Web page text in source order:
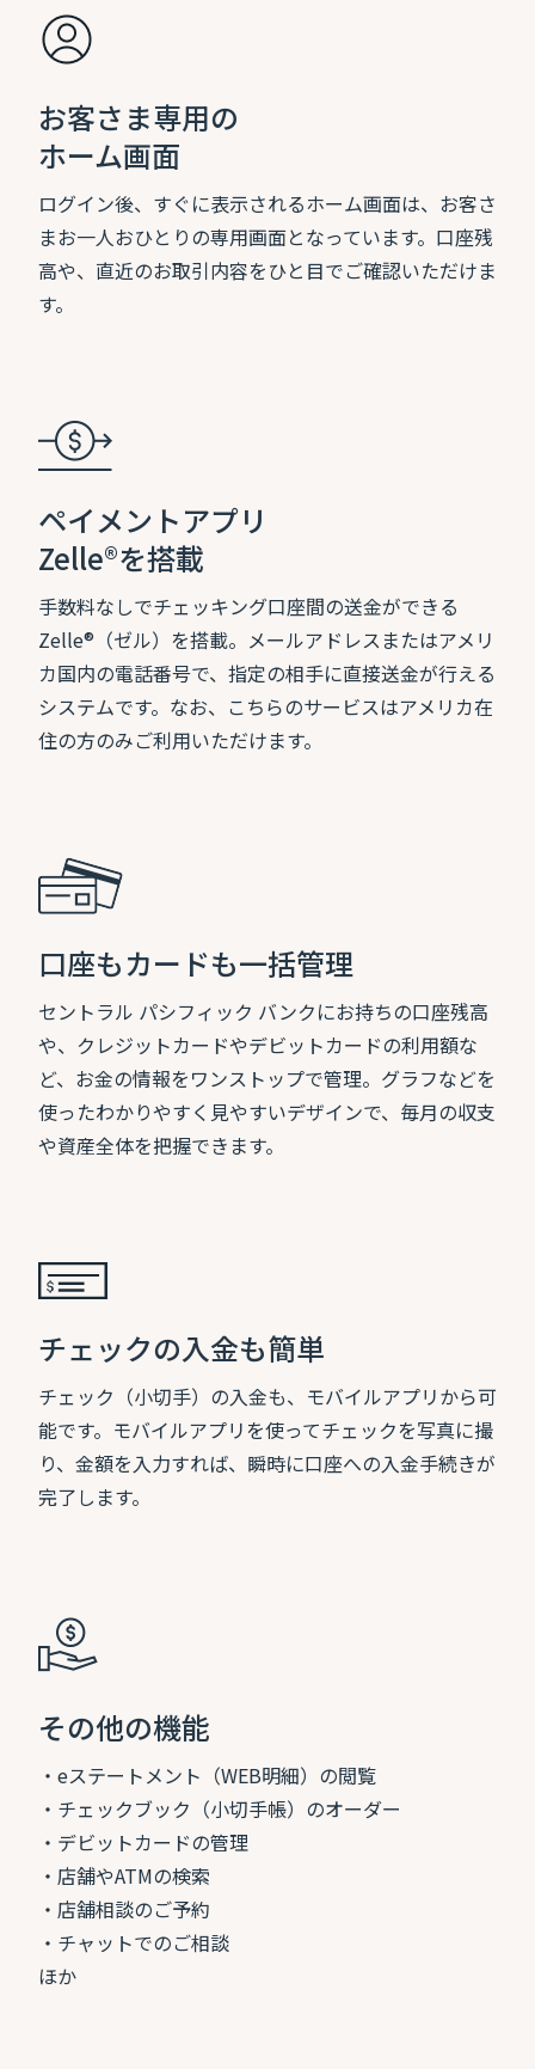
お客さま専用の
ホーム画面
ログイン後、すぐに表示されるホーム画面は、お客さ
まお一人おひとりの専用画面となっています。口座残
高や、直近のお取引内容をひと目でご確認いただけま
す。
ペイメントアプリ
Zelle®を搭載
手数料なしでチェッキング口座間の送金ができる
Zelle®（ゼル）を搭載。メールアドレスまたはアメリ
カ国内の電話番号で、指定の相手に直接送金が行える
システムです。なお、こちらのサービスはアメリカ在
住の方のみご利用いただけます。
口座もカードも一括管理
セントラル パシフィック バンクにお持ちの口座残高
や、クレジットカードやデビットカードの利用額な
ど、お金の情報をワンストップで管理。グラフなどを
使ったわかりやすく見やすいデザインで、毎月の収支
や資産全体を把握できます。
チェックの入金も簡単
チェック（小切手）の入金も、モバイルアプリから可
能です。モバイルアプリを使ってチェックを写真に撮
り、金額を入力すれば、瞬時に口座への入金手続きが
完了します。
その他の機能
・eステートメント（WEB明細）の閲覧
・チェックブック（小切手帳）のオーダー
・デビットカードの管理
・店舗やATMの検索
・店舗相談のご予約
・チャットでのご相談
ほか